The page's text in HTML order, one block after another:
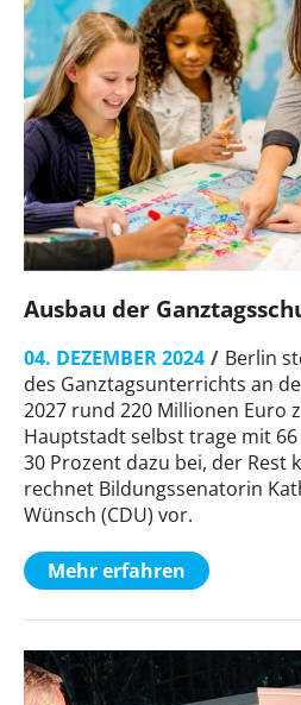
Ausbau der
04. DEZEMBER 2024
Berlin
des Ganztagsunterrichts an
2027 rund 220 Millionen Euro
Hauptstadt selbst trage mit
30 Prozent dazu bei, der Rest
rechnet Bildungssenatorin
Wünsch (CDU) vor.
Mehr erfahren